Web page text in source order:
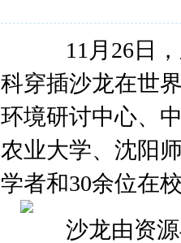
11月26日，
科穿插沙龙在世
环境研讨中心、
农业大学、沈阳
学者和30余位在
沙龙由资源